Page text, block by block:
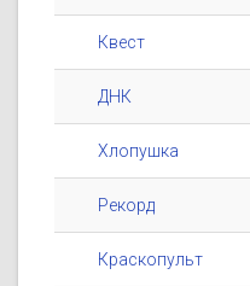
Квест
ДНК
Хлопушка
Рекорд
Краскопульт